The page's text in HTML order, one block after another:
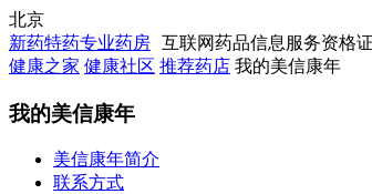
北京
新药特药专业药房 互联网药品信息服务资格
健康之家 健康社区 推荐药店 我的美信康年
我的美信康年
美信康年简介
联系方式